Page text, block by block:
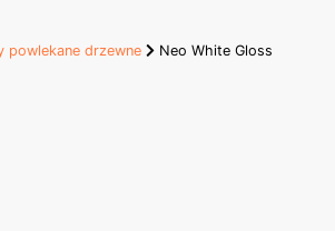
powlekane drzewne Neo White Gloss